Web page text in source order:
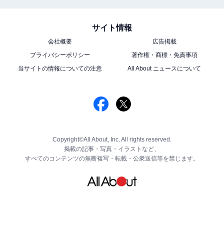
サイト情報
会社概要
広告掲載
プライバシーポリシー
著作権・商標・免責事項
当サイトの情報についての注意
All About ニュースについて
Copyright©All About, Inc. All rights reserved.
掲載の記事・写真・イラストなど、
すべてのコンテンツの無断複写・転載・公衆送信等を禁じます。